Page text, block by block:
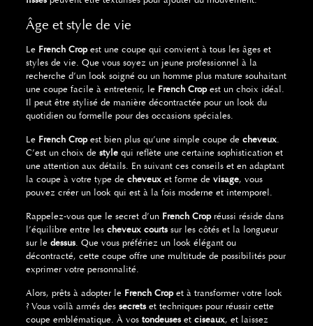
Âge et style de vie
Le French Cropest une coupe qui convient à tous les âges et
styles de vie. Que vous soyez un jeune professionnel à la
recherche d’un look soigné ou un homme plus mature souhaitant
une coupe facile à entretenir, le French Cropest un choix idéal.
Il peut être stylisé de manière décontractée pour un look du
quotidien ou formelle pour des occasions spéciales.
Le French Cropest bien plus qu’une simple coupe de cheveux.
C’est un choix de stylequi reflète une certaine sophistication et
une attention aux détails. En suivant ces conseils et en adaptant
la coupe à votre type de cheveuxet forme de visage, vous
pouvez créer un look qui est à la fois moderne et intemporel.
Rappelez-vous que le secret d’un French Cropréussi réside dans
l’équilibre entre les cheveux courtssur les côtés et la longueur
sur le dessus. Que vous préfériez un look élégant ou
décontracté, cette coupe offre une multitude de possibilités pour
exprimer votre personnalité.
Alors, prêts à adopter le French Cropet à transformer votre look
? Vous voilà armés des secretset techniques pour réussir cette
coupe emblématique. À vos tondeuseset ciseaux, et laissez